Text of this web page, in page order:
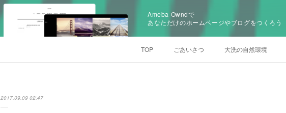
Ameba Owndで
あなただけのホームページやブログをつくろう
TOP ごあいさつ 大洗の自然環境
2017.09.09 02:47